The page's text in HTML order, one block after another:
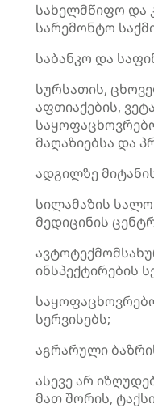
სახელმწიფო და
სარემონტო
საბანკო და
სურსათის,
აფთიაქების,
მაღაზიებსა და
ადგილზე
სილამაზის
მედიცინის
ინსპექტირების
სერვისებს;
აგრარული
ასევე არ
მათ შორის,